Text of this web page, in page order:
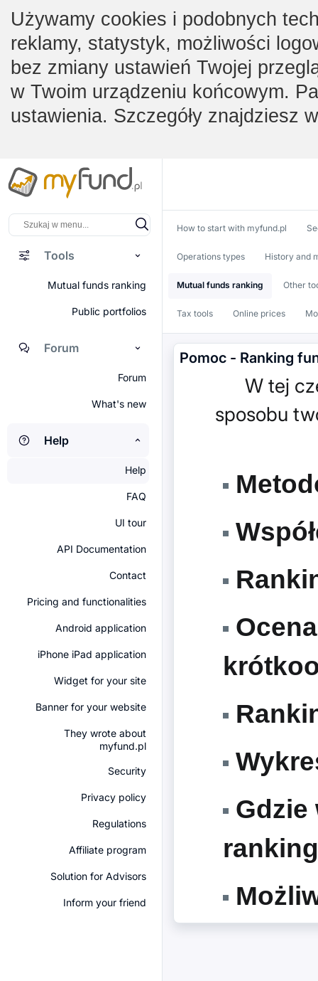
Używamy cookies i podobnych
reklamy, statystyk, możliwości
bez zmiany ustawień Twojej
w Twoim urządzeniu końcowym.
ustawienia. Szczegóły znajdziesz
Tools
Mutual funds ranking
Public portfolios
Forum
Forum
What's new
Help
Help
FAQ
UI tour
API Documentation
Contact
Pricing and functionalities
Android application
iPhone iPad application
Widget for your site
Banner for your website
They wrote about
myfund.pl
Security
Privacy policy
Regulations
Affiliate program
Solution for Advisors
Inform your friend
How to start with myfund.pl
Operations types History and
Mutual funds ranking Other
Tax tools Online prices
Pomoc - Ranking
W tej
sposobu
Gdzie